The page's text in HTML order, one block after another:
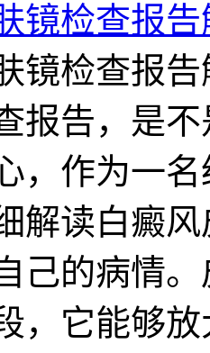
镜检查报
镜检查报
报告，是
，作为一
解读白癜
己的病情
，它能够